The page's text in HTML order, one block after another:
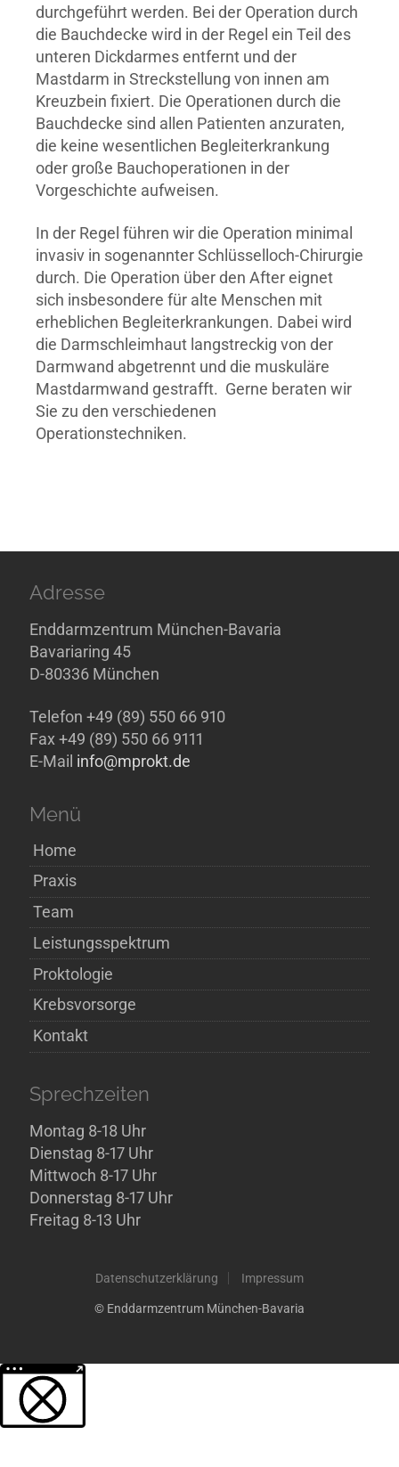
durchgeführt werden. Bei der Operation durch
die Bauchdecke wird in der Regel ein Teil des
unteren Dickdarmes entfernt und der
Mastdarm in Streckstellung von innen am
Kreuzbein fixiert. Die Operationen durch die
Bauchdecke sind allen Patienten anzuraten,
die keine wesentlichen Begleiterkrankung
oder große Bauchoperationen in der
Vorgeschichte aufweisen.
In der Regel führen wir die Operation minimal
invasiv in sogenannter Schlüsselloch-Chirurgie
durch. Die Operation über den After eignet
sich insbesondere für alte Menschen mit
erheblichen Begleiterkrankungen. Dabei wird
die Darmschleimhaut langstreckig von der
Darmwand abgetrennt und die muskuläre
Mastdarmwand gestrafft. Gerne beraten wir
Sie zu den verschiedenen
Operationstechniken.
Adresse
Enddarmzentrum München-Bavaria
Bavariaring 45
D-80336 München
Telefon +49 (89) 550 66 910
Fax +49 (89) 550 66 9111
E-Mail info@mprokt.de
Menü
Home
Praxis
Team
Leistungsspektrum
Proktologie
Krebsvorsorge
Kontakt
Sprechzeiten
Montag 8-18 Uhr
Dienstag 8-17 Uhr
Mittwoch 8-17 Uhr
Donnerstag 8-17 Uhr
Freitag 8-13 Uhr
Datenschutzerklärung Impressum
© Enddarmzentrum München-Bavaria
Weitere Informationen über den gesperrten Inhalt.